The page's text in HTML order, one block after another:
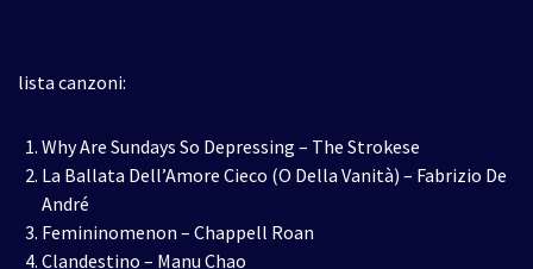
lista canzoni:
Why Are Sundays So Depressing – The Strokese
La Ballata Dell’Amore Cieco (O Della Vanità) – Fabrizio De
André
Femininomenon – Chappell Roan
Clandestino – Manu Chao